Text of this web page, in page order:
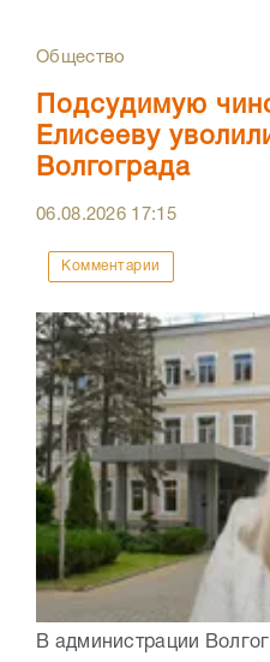
Общество
Подсудимую
Елисееву
Волгограда
06.08.2026 17:15
Комментарии
В администрации